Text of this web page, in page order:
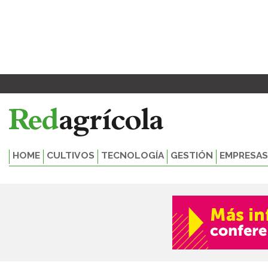
HOME CULTIVOS TECNOLOGÍA GESTIÓN EMPRESAS